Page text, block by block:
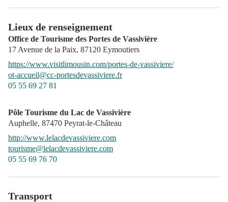
Lieux de renseignement
Office de Tourisme des Portes de Vassivière
17 Avenue de la Paix, 87120 Eymoutiers
https://www.visitlimousin.com/portes-de-vassiviere/
ot-accueil@cc-portesdevassiviere.fr
05 55 69 27 81
Pôle Tourisme du Lac de Vassivière
Auphelle, 87470 Peyrat-le-Château
http://www.lelacdevassiviere.com
tourisme@lelacdevassiviere.com
05 55 69 76 70
Transport